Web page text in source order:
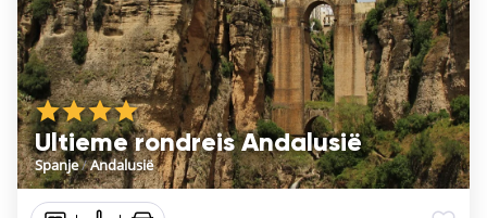
Ultieme rondreis Andalusië
Spanje/Andalusië